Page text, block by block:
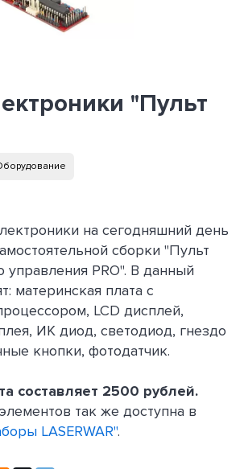
"Пульт
на сегодняшний день
сборки "Пульт
управления PRO". В данный
материнская плата с
LCD дисплей,
ИК диод, светодиод, гнездо
кнопки, фотодатчик.
составляет 2500 рублей.
так же доступна в
LASERWAR".